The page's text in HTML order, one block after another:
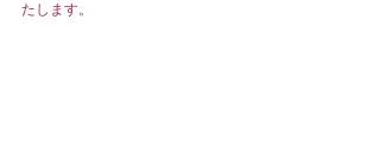
たします。